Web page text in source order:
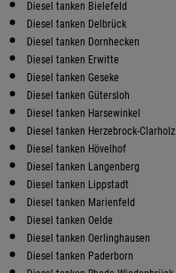
Diesel tanken Bielefeld
Diesel tanken Delbrück
Diesel tanken Dornhecken
Diesel tanken Erwitte
Diesel tanken Geseke
Diesel tanken Gütersloh
Diesel tanken Harsewinkel
Diesel tanken Herzebrock-Clarholz
Diesel tanken Hövelhof
Diesel tanken Langenberg
Diesel tanken Lippstadt
Diesel tanken Marienfeld
Diesel tanken Oelde
Diesel tanken Oerlinghausen
Diesel tanken Paderborn